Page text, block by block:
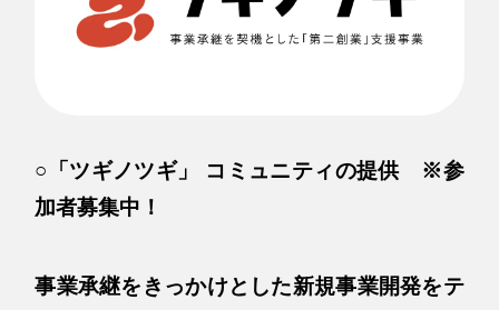
○「ツギノツギ」 コミュニティの提供 ※参
加者募集中！
事業承継をきっかけとした新規事業開発をテ